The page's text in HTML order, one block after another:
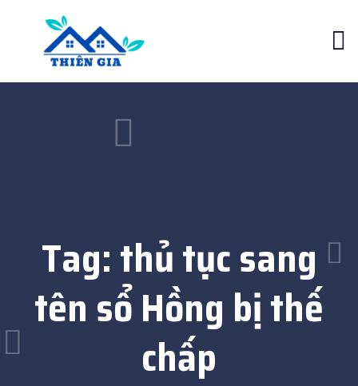
Tag:thủ tục sang
tên sổ Hồng bị thế
chấp